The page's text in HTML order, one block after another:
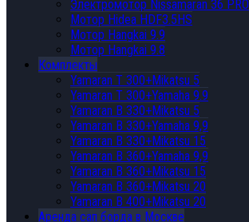
Электромотор Nissamaran 36 PRO
Мотор Hidea HDF3.5HS
Мотор Hangkai 9.9
Мотор Hangkai 9.8
Комплекты
Yamaran T 300+Mikatsu 5
Yamaran T 300+Yamaha 9.9
Yamaran B 330+Mikatsu 5
Yamaran B 330+Yamaha 9,9
Yamaran B 330+Mikatsu 15
Yamaran B 360+Yamaha 9,9
Yamaran B 360+Mikatsu 15
Yamaran B 360+Mikatsu 20
Yamaran B 400+Mikatsu 20
Аренда сап борда в Москве